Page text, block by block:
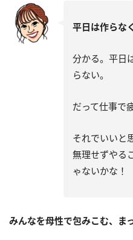
平日は作らな
分かる。平日
らない。
だって仕事で
それでいいと
無理せずやる
ゃないかな！
みんなを母性で包みこむ、ま